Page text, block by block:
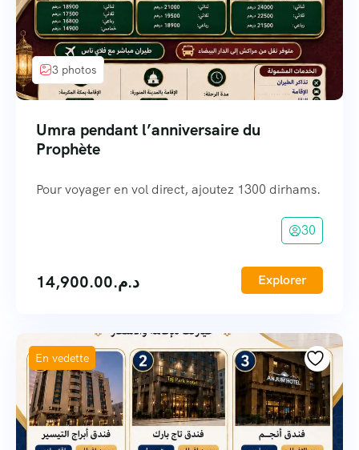
3 photos
Umra pendant l’anniversaire du
Prophète
Pour voyager en vol direct, ajoutez 1300 dirhams.
30
د.م.14,900.00 Explorer
En vedette